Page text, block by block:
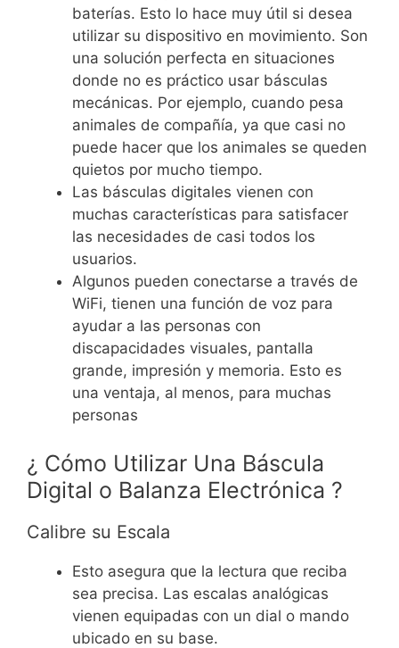
baterías. Esto lo hace muy útil si desea
utilizar su dispositivo en movimiento. Son
una solución perfecta en situaciones
donde no es práctico usar básculas
mecánicas. Por ejemplo, cuando pesa
animales de compañía, ya que casi no
puede hacer que los animales se queden
quietos por mucho tiempo.
Las básculas digitales vienen con
muchas características para satisfacer
las necesidades de casi todos los
usuarios.
Algunos pueden conectarse a través de
WiFi, tienen una función de voz para
ayudar a las personas con
discapacidades visuales, pantalla
grande, impresión y memoria. Esto es
una ventaja, al menos, para muchas
personas
¿ Cómo Utilizar Una Báscula
Digital o Balanza Electrónica ?
Calibre su Escala
Esto asegura que la lectura que reciba
sea precisa. Las escalas analógicas
vienen equipadas con un dial o mando
ubicado en su base.